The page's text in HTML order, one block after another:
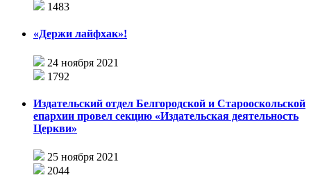
1483
«Держи лайфхак»!
24 ноября 2021
1792
Издательский отдел Белгородской и Старооскольской
епархии провел секцию «Издательская деятельность
Церкви»
25 ноября 2021
2044